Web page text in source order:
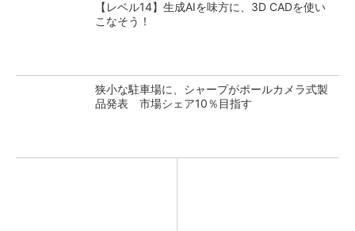
【レベル14】生成AIを味方に、3D CADを使い
こなそう！
狭小な駐車場に、シャープがポールカメラ式製
品発表 市場シェア10％目指す